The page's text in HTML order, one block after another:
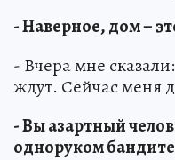
- Наверное, дом –
- Вчера мне
ждут. Сейчас меня
- Вы азартный
одноруком